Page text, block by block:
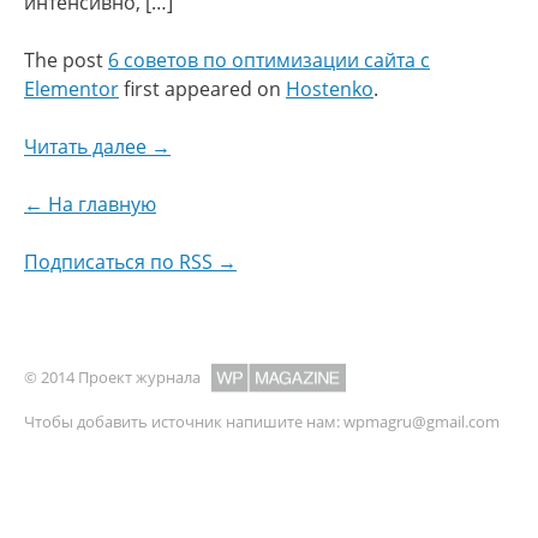
The post 6 советов по оптимизации сайта с
Elementorfirst appeared on Hostenko.
Читать далее →
← На главную
Подписаться по RSS →
© 2014 Проект журнала
Чтобы добавить источник напишите нам:wpmagru@gmail.com